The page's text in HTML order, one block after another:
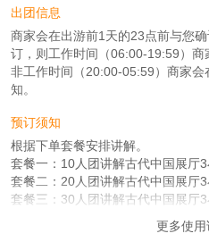
出团信息
商家会在出游前1天的23点前与您
订，则工作时间（06:00-19:59）商
非工作时间（20:00-05:59）商家
知。
预订须知
根据下单套餐安排讲解。
套餐一：10人团讲解古代中国展厅3
套餐二：20人团讲解古代中国展厅3
套餐三：30人团讲解古代中国展厅3
套餐四：为中国国家博物馆电子导
更多使用